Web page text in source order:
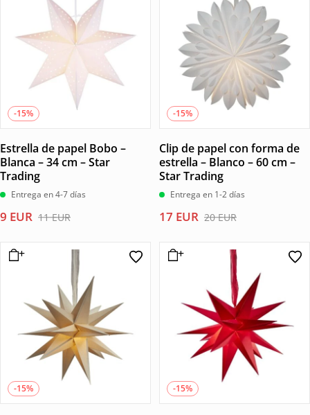
-15%
Estrella de papel Bobo –
Blanca – 34 cm – Star
Trading
Entrega en 4-7 días
11EUR
El
original
era:
9 EUR
El
actual
es:
-15%
Clip de papel con forma de
estrella – Blanco – 60 cm –
Star Trading
Entrega en 1-2 días
20EUR
El
original
era:
17 EUR
El
actual
es:
-15% -15%